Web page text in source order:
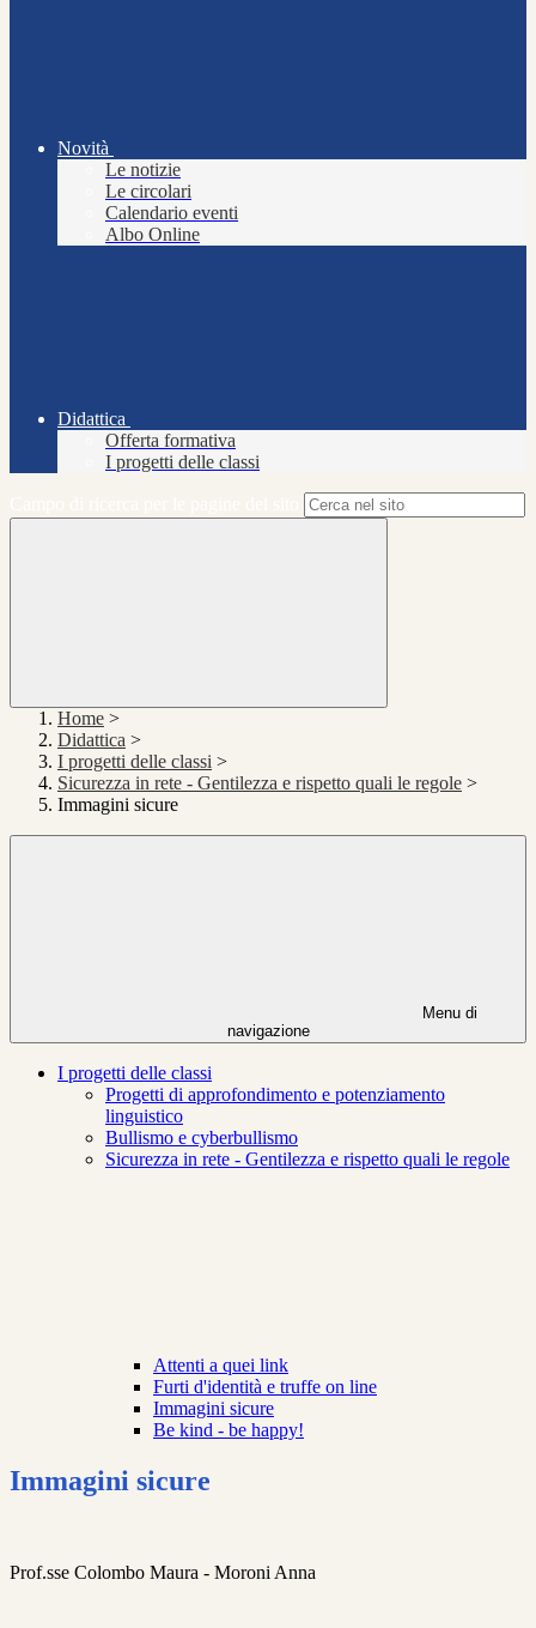
Novità
Le notizie
Le circolari
Calendario eventi
Albo Online
Didattica
Offerta formativa
I progetti delle classi
Home >
Didattica >
I progetti delle classi >
Sicurezza in rete - Gentilezza e rispetto quali le regole >
Immagini sicure
Menu di
navigazione
I progetti delle classi
Progetti di approfondimento e potenziamento
linguistico
Bullismo e cyberbullismo
Sicurezza in rete - Gentilezza e rispetto quali le regole
Attenti a quei link
Furti d'identità e truffe on line
Immagini sicure
Be kind - be happy!
Immagini sicure
Prof.sse Colombo Maura - Moroni Anna